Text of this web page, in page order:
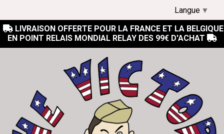
 LIVRAISON OFFERTE POUR LA FRANCE ET LA BELGIQUE
EN POINT RELAIS MONDIAL RELAY DES 99€ D'ACHAT 
Langue ▼